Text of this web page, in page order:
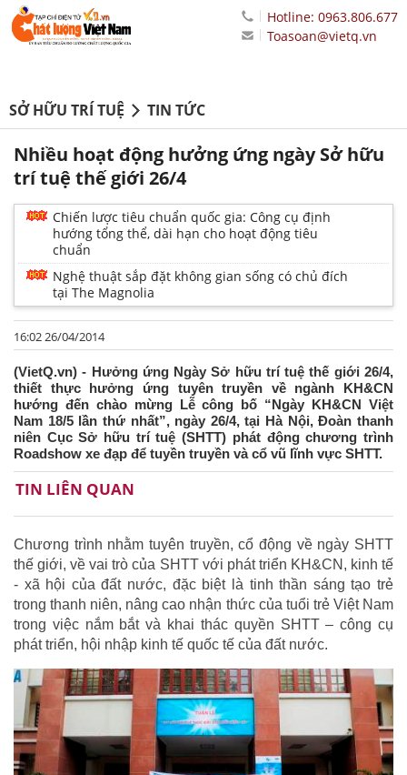
Hotline: 0963.806.677
Toasoan@vietq.vn
SỞ HỮU TRÍ TUỆ TIN TỨC
Nhiều hoạt động hưởng ứng ngày Sở hữu
trí tuệ thế giới 26/4
Chiến lược tiêu chuẩn quốc gia: Công cụ định
hướng tổng thể, dài hạn cho hoạt động tiêu
chuẩn
Nghệ thuật sắp đặt không gian sống có chủ đích
tại The Magnolia
16:02 26/04/2014
(VietQ.vn) - Hưởng ứng Ngày Sở hữu trí tuệ thế giới 26/4,
thiết thực hưởng ứng tuyên truyền về ngành KH&CN
hướng đến chào mừng Lễ công bố “Ngày KH&CN Việt
Nam 18/5 lần thứ nhất”, ngày 26/4, tại Hà Nội, Đoàn thanh
niên Cục Sở hữu trí tuệ (SHTT) phát động chương trình
Roadshow xe đạp để tuyền truyền và cổ vũ lĩnh vực SHTT.
TIN LIÊN QUAN
Chương trình nhằm tuyên truyền, cổ động về ngày SHTT
thế giới, về vai trò của SHTT với phát triển KH&CN, kinh tế
- xã hội của đất nước, đặc biệt là tinh thần sáng tạo trẻ
trong thanh niên, nâng cao nhận thức của tuổi trẻ Việt Nam
trong việc nắm bắt và khai thác quyền SHTT – công cụ
phát triển, hội nhập kinh tế quốc tế của đất nước.